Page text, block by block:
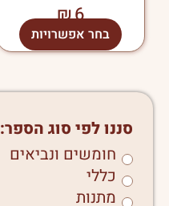
סננו לפי סוג הספר:
חומשים ונביאים
כללי
מתנות
₪6
בחר אפשרויות